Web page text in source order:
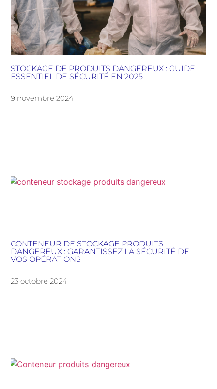
STOCKAGE DE PRODUITS DANGEREUX : GUIDE
ESSENTIEL DE SÉCURITÉ EN 2025
9 novembre 2024
CONTENEUR DE STOCKAGE PRODUITS
DANGEREUX : GARANTISSEZ LA SÉCURITÉ DE
VOS OPÉRATIONS
23 octobre 2024